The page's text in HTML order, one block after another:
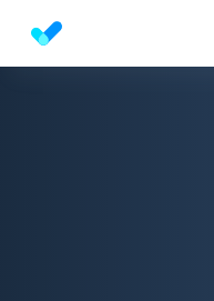
Бесплатный SEO